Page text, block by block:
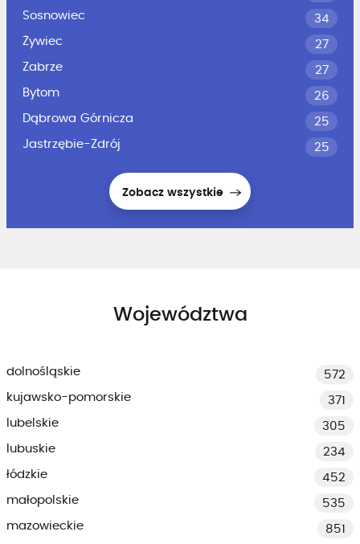
Sosnowiec
34
Żywiec
27
Zabrze
27
Bytom
26
Dąbrowa Górnicza
25
Jastrzębie-Zdrój
25
Zobacz wszystkie
Województwa
dolnośląskie
572
kujawsko-pomorskie
371
lubelskie
305
lubuskie
234
łódzkie
452
małopolskie
535
mazowieckie
851